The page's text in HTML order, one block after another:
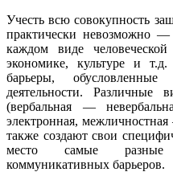
Учесть всю совокупность
практически невозможно
каждом виде
экономике, культуре и
барьеры,
деятельности.
(вербальная —
электронная,
также создают свои
место самые разные
коммуникативных барьеров.